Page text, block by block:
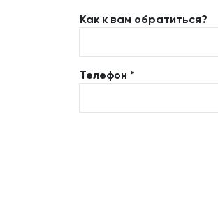
Как к вам обратиться?
Телефон *